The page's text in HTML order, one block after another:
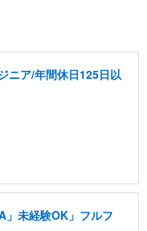
ニア/年間休日125日以
」未経験OK」フルフ